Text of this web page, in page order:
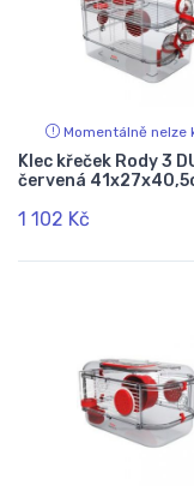
Momentálně nelze
Klec křeček Rody 3
červená
1 102 Kč